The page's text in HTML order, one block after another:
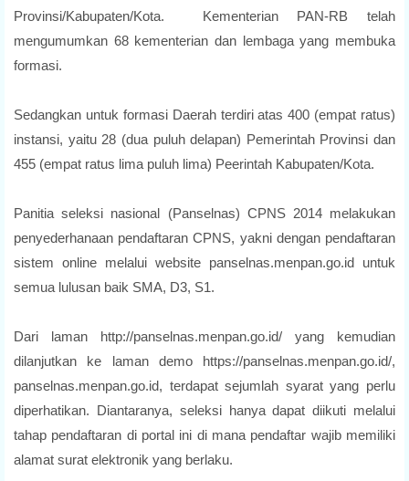
Provinsi/Kabupaten/Kota. Kementerian PAN-RB telah
mengumumkan 68 kementerian dan lembaga yang membuka
formasi.
Sedangkan untuk formasi Daerah terdiri atas 400 (empat ratus)
instansi, yaitu 28 (dua puluh delapan) Pemerintah Provinsi dan
455 (empat ratus lima puluh lima) Peerintah Kabupaten/Kota.
Panitia seleksi nasional (Panselnas) CPNS 2014 melakukan
penyederhanaan pendaftaran CPNS, yakni dengan pendaftaran
sistem online melalui website panselnas.menpan.go.id untuk
semua lulusan baik SMA, D3, S1.
Dari laman http://panselnas.menpan.go.id/ yang kemudian
dilanjutkan ke laman demo https://panselnas.menpan.go.id/,
panselnas.menpan.go.id, terdapat sejumlah syarat yang perlu
diperhatikan. Diantaranya, seleksi hanya dapat diikuti melalui
tahap pendaftaran di portal ini di mana pendaftar wajib memiliki
alamat surat elektronik yang berlaku.